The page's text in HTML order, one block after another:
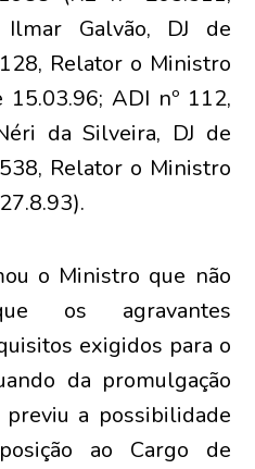
Galvão, DJ de
Relator o Ministro
15.03.96; ADI nº 112,
da Silveira, DJ de
Relator o Ministro
o Ministro que não
os agravantes
exigidos para o
da promulgação
a possibilidade
ao Cargo de